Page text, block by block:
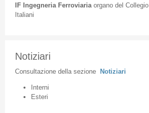
IF Ingegneria Ferroviaria organodel Collegio
Italiani
Notiziari
Consultazione della sezione Notiziari
Interni
Esteri